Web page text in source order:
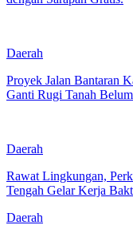
Daerah
Proyek Jalan Bantaran
Ganti Rugi Tanah
Daerah
Rawat Lingkungan,
Tengah Gelar Kerja
Daerah